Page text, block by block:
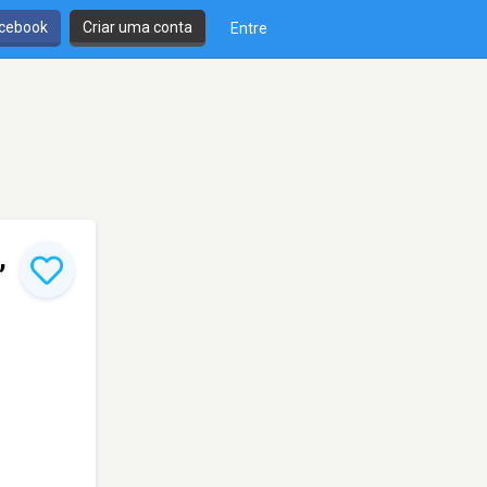
Criar uma conta Entre